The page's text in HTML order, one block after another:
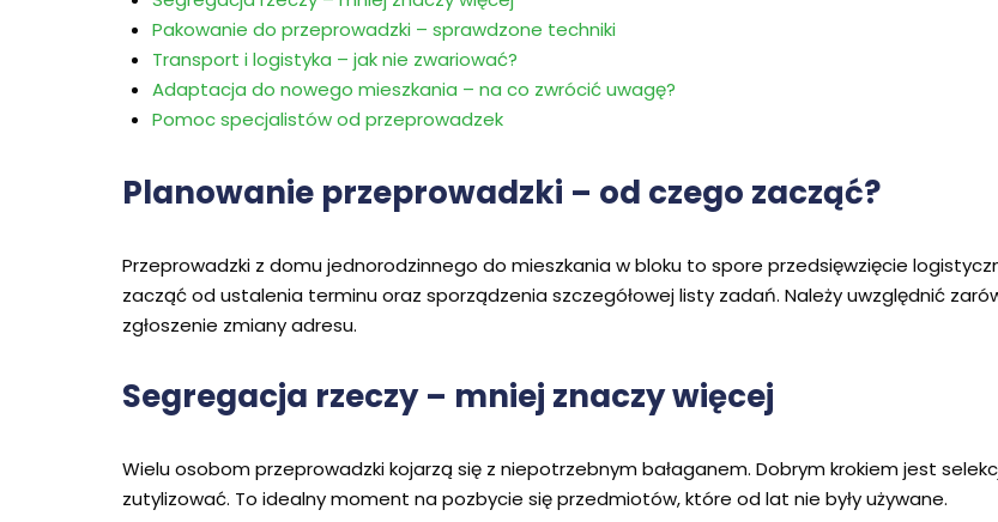
Pakowanie do przeprowadzki – sprawdzone techniki
Transport i logistyka – jak nie zwariować?
Adaptacja do nowego mieszkania – na co zwrócić uwagę?
Pomoc specjalistów od przeprowadzek
Planowanie przeprowadzki – od czego zacząć?
Przeprowadzki z domu jednorodzinnego do mieszkania w bloku to spore przedsięwzięcie
zacząć od ustalenia terminu oraz sporządzenia szczegółowej listy zadań. Należy uwzględnić
zgłoszenie zmiany adresu.
Segregacja rzeczy – mniej znaczy więcej
Wielu osobom przeprowadzki kojarzą się z niepotrzebnym bałaganem. Dobrym krokiem jest
zutylizować. To idealny moment na pozbycie się przedmiotów, które od lat nie były używane.